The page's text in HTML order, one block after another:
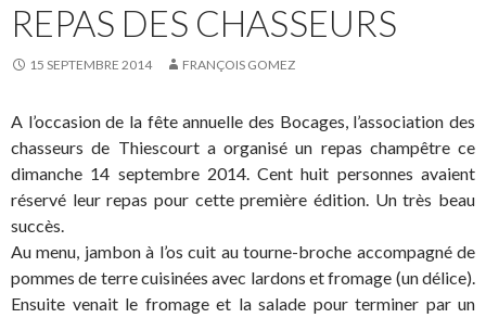
REPAS DES CHASSEURS
15 SEPTEMBRE 2014 FRANÇOIS GOMEZ
A l’occasion de la fête annuelle des Bocages, l’association des
chasseurs de Thiescourt a organisé un repas champêtre ce
dimanche 14 septembre 2014. Cent huit personnes avaient
réservé leur repas pour cette première édition. Un très beau
succès.
Au menu, jambon à l’os cuit au tourne-broche accompagné de
pommes de terre cuisinées avec lardons et fromage (un délice).
Ensuite venait le fromage et la salade pour terminer par un